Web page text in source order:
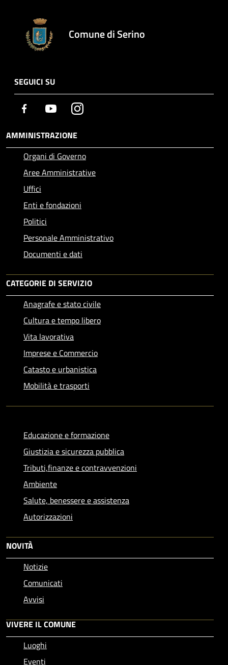
Comune di Serino
SEGUICI SU
Facebook YoutubeInstagram
AMMINISTRAZIONE
Organi di Governo
Aree Amministrative
Uffici
Enti e fondazioni
Politici
Personale Amministrativo
Documenti e dati
CATEGORIE DI SERVIZIO
Anagrafe e stato civile
Cultura e tempo libero
Vita lavorativa
Imprese e Commercio
Catasto e urbanistica
Mobilità e trasporti
Educazione e formazione
Giustizia e sicurezza pubblica
Tributi,finanze e contravvenzioni
Ambiente
Salute, benessere e assistenza
Autorizzazioni
NOVITÀ
Notizie
Comunicati
Avvisi
VIVERE IL COMUNE
Luoghi
Eventi